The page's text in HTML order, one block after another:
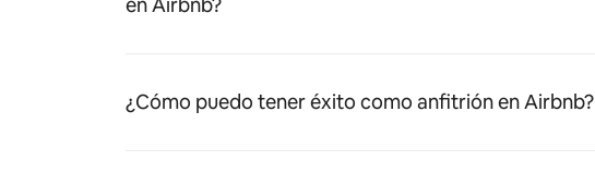
en Airbnb?
¿Cómo puedo tener éxito como anfitrión en Airbnb?